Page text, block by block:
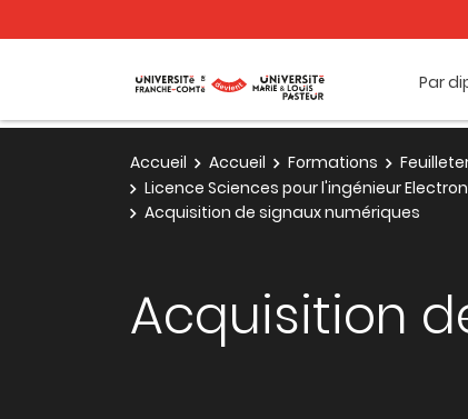
Par
Accueil Accueil Formations
Licence Sciences pour l'ingénieur
Acquisition de signaux numériques
Acquisition